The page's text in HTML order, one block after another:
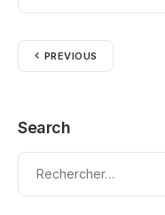
PREVIOUS
Search